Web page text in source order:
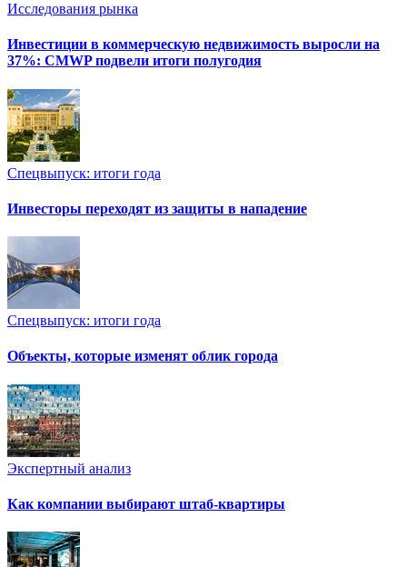
Исследования рынка
Инвестиции в коммерческую недвижимость выросли на
37%: CMWP подвели итоги полугодия
Спецвыпуск: итоги года
Инвесторы переходят из защиты в нападение
Спецвыпуск: итоги года
Объекты, которые изменят облик города
Экспертный анализ
Как компании выбирают штаб-квартиры